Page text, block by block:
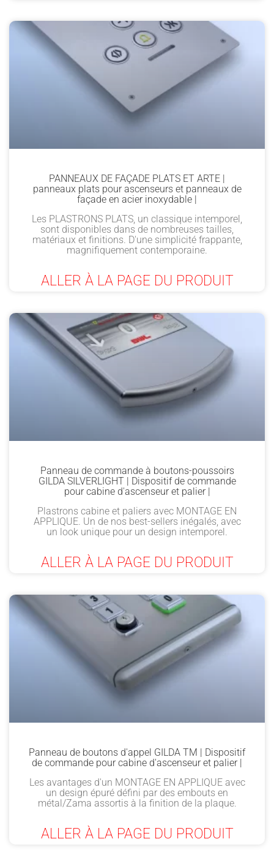
PANNEAUX DE FAÇADE PLATS ET ARTE |
panneaux plats pour ascenseurs et panneaux de
façade en acier inoxydable |
Les PLASTRONS PLATS, un classique intemporel,
sont disponibles dans de nombreuses tailles,
matériaux et finitions. D'une simplicité frappante,
magnifiquement contemporaine.
ALLER À LA PAGE DU PRODUIT
Panneau de commande à boutons-poussoirs
GILDA SILVERLIGHT | Dispositif de commande
pour cabine d'ascenseur et palier |
Plastrons cabine et paliers avec MONTAGE EN
APPLIQUE. Un de nos best-sellers inégalés, avec
un look unique pour un design intemporel.
ALLER À LA PAGE DU PRODUIT
Panneau de boutons d'appel GILDA TM | Dispositif
de commande pour cabine d'ascenseur et palier |
Les avantages d'un MONTAGE EN APPLIQUE avec
un design épuré défini par des embouts en
métal/Zama assortis à la finition de la plaque.
ALLER À LA PAGE DU PRODUIT